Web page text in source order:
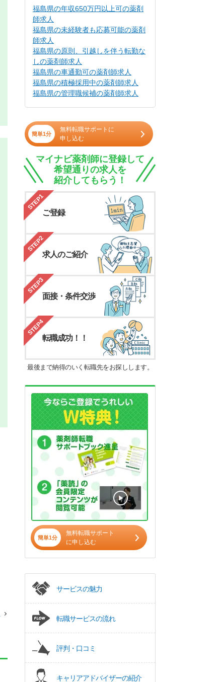
希望の働き方
正社員
パート(週4日～5日)
福島県の年収650万円以上可の薬剤
師求人
福島県の未経験者も応募可能の薬剤
師求人
福島県の原則、引越しを伴う転勤な
しの薬剤師求人
福島県の車通勤可の薬剤師求人
福島県の積極採用中の薬剤師求人
福島県の管理職候補の薬剤師求人
簡単1分
無料転職サポートに
申し込む
マイナビ薬剤師に登録して
希望通りの求人を
紹介してもらう！
STEP1
ご登録
STEP2
求人のご紹介
STEP3
面接・条件交渉
STEP4
転職成功！！
最後まで納得のいく転職先をお探しします。
簡単1分
無料転職サポート
に申し込む
サービスの魅力
転職サービスの流れ
評判・口コミ
キャリアアドバイザーの紹介